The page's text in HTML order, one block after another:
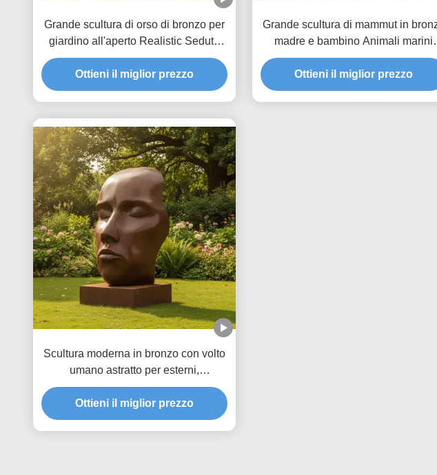
Grande scultura di orso di bronzo per
giardino all'aperto Realistic Seduta
statua di orso marrone Decorazione
artistica di animali in metallo
personalizzata per Park Villa
Ottieni il miglior prezzo
Grande scultura di mammut in
madre e bambino Animali marini
Giardino costiero Statua d'arte
all'aperto
Ottieni il miglior prezzo
Scultura moderna in bronzo con volto
umano astratto per esterni,
decorazione da giardino, arte in
metallo antico per parchi e cortili
Ottieni il miglior prezzo